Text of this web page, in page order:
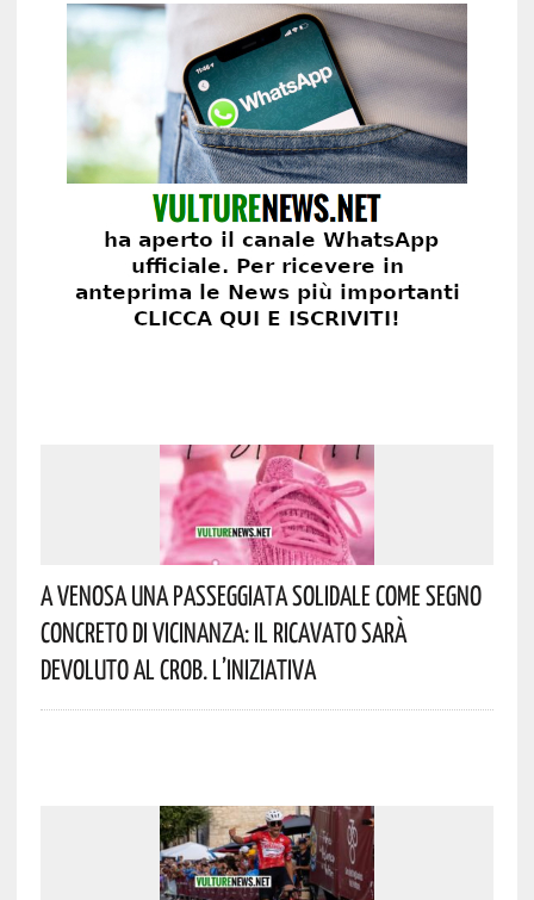
A Venosa Una Passeggiata Solidale Come Segno
Concreto Di Vicinanza: Il Ricavato Sarà
Devoluto Al CROB. L’iniziativa